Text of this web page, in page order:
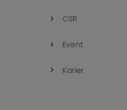
CSR
Event
Karier